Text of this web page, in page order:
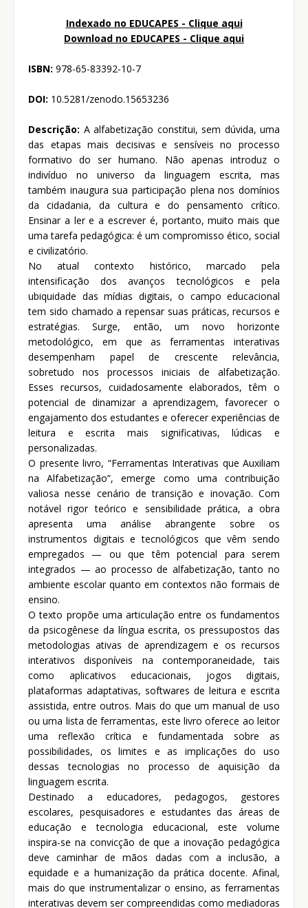
Indexado no EDUCAPES - Clique aqui
Download no EDUCAPES - Clique aqui
ISBN: 978-65-83392-10-7
DOI: 10.5281/zenodo.15653236
Descrição: A alfabetização constitui, sem dúvida, uma
das etapas mais decisivas e sensíveis no processo
formativo do ser humano. Não apenas introduz o
indivíduo no universo da linguagem escrita, mas
também inaugura sua participação plena nos domínios
da cidadania, da cultura e do pensamento crítico.
Ensinar a ler e a escrever é, portanto, muito mais que
uma tarefa pedagógica: é um compromisso ético, social
e civilizatório.
No atual contexto histórico, marcado pela
intensificação dos avanços tecnológicos e pela
ubiquidade das mídias digitais, o campo educacional
tem sido chamado a repensar suas práticas, recursos e
estratégias. Surge, então, um novo horizonte
metodológico, em que as ferramentas interativas
desempenham papel de crescente relevância,
sobretudo nos processos iniciais de alfabetização.
Esses recursos, cuidadosamente elaborados, têm o
potencial de dinamizar a aprendizagem, favorecer o
engajamento dos estudantes e oferecer experiências de
leitura e escrita mais significativas, lúdicas e
personalizadas.
O presente livro, “Ferramentas Interativas que Auxiliam
na Alfabetização”, emerge como uma contribuição
valiosa nesse cenário de transição e inovação. Com
notável rigor teórico e sensibilidade prática, a obra
apresenta uma análise abrangente sobre os
instrumentos digitais e tecnológicos que vêm sendo
empregados — ou que têm potencial para serem
integrados — ao processo de alfabetização, tanto no
ambiente escolar quanto em contextos não formais de
ensino.
O texto propõe uma articulação entre os fundamentos
da psicogênese da língua escrita, os pressupostos das
metodologias ativas de aprendizagem e os recursos
interativos disponíveis na contemporaneidade, tais
como aplicativos educacionais, jogos digitais,
plataformas adaptativas, softwares de leitura e escrita
assistida, entre outros. Mais do que um manual de uso
ou uma lista de ferramentas, este livro oferece ao leitor
uma reflexão crítica e fundamentada sobre as
possibilidades, os limites e as implicações do uso
dessas tecnologias no processo de aquisição da
linguagem escrita.
Destinado a educadores, pedagogos, gestores
escolares, pesquisadores e estudantes das áreas de
educação e tecnologia educacional, este volume
inspira-se na convicção de que a inovação pedagógica
deve caminhar de mãos dadas com a inclusão, a
equidade e a humanização da prática docente. Afinal,
mais do que instrumentalizar o ensino, as ferramentas
interativas devem ser compreendidas como mediadoras